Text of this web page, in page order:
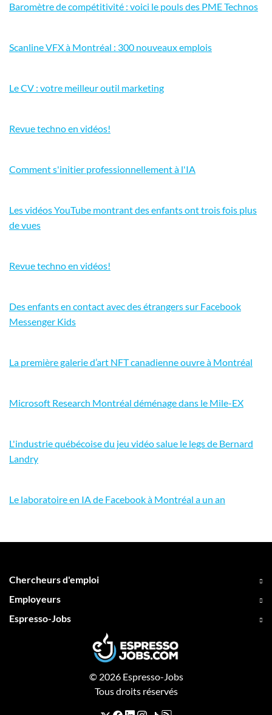
Baromètre de compétitivité : voici le pouls des PME Technos
Scanline VFX à Montréal : 300 nouveaux emplois
Le CV : votre meilleur outil marketing
Revue techno en vidéos!
Comment s'initier professionnellement à l'IA
Les vidéos YouTube montrant des enfants ont trois fois plus
de vues
Revue techno en vidéos!
Des enfants en contact avec des étrangers sur Facebook
Messenger Kids
La première galerie d’art NFT canadienne ouvre à Montréal
Microsoft Research Montréal déménage dans le Mile-EX
L'industrie québécoise du jeu vidéo salue le legs de Bernard
Landry
Le laboratoire en IA de Facebook à Montréal a un an
Chercheurs d'emploi
Employeurs
Espresso-Jobs
© 2026 Espresso-Jobs
Tous droits réservés